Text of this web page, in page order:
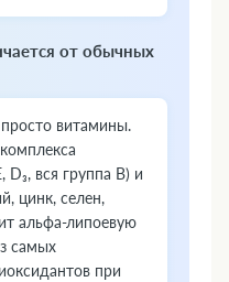
от обычных
витамины.
D₃, вся группа В) и
цинк, селен,
альфа-липоевую
самых
при